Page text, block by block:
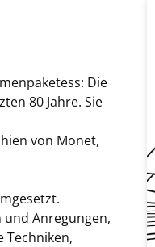
Die
80 Jahre. Sie
von Monet,
Anregungen,
Techniken,